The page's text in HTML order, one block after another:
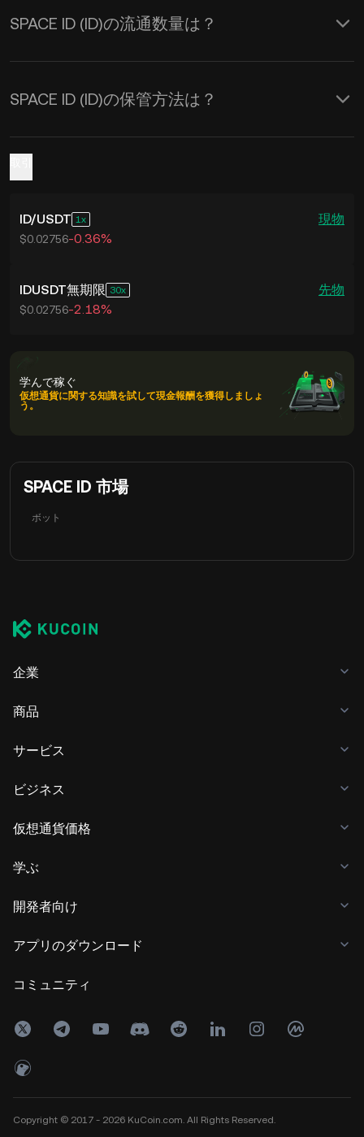
SPACE ID (ID)の流通数量は？
SPACE ID (ID)の保管方法は？
ID/USDT 1 現物
$0.02756-0.36%
IDUSDT無期限 30 先物
$0.02756-2.18%
学んで稼ぐ
仮想通貨に関する知識を試して現金報酬を獲得しましょ
う。
SPACE ID 市場
ボット
企業
商品
サービス
ビジネス
仮想通貨価格
学ぶ
開発者向け
アプリのダウンロード
コミュニティ
Copyright © 2017 - 2026 KuCoin.com. All Rights Reserved.